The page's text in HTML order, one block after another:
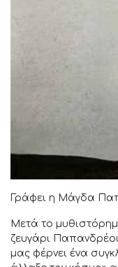
Γράφει η Μάγδα
Μετά το
ζευγάρι
μας φέρνει ένα